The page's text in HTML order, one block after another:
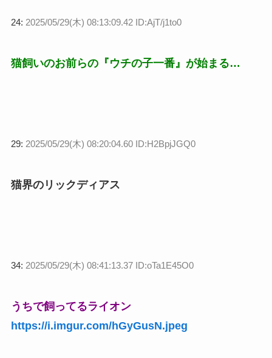
24: 2025/05/29(木) 08:13:09.42 ID:AjT/j1to0
猫飼いのお前らの『ウチの子一番』が始まる…
29: 2025/05/29(木) 08:20:04.60 ID:H2BpjJGQ0
猫界のリックディアス
34: 2025/05/29(木) 08:41:13.37 ID:oTa1E45O0
うちで飼ってるライオン
https://i.imgur.com/hGyGusN.jpeg